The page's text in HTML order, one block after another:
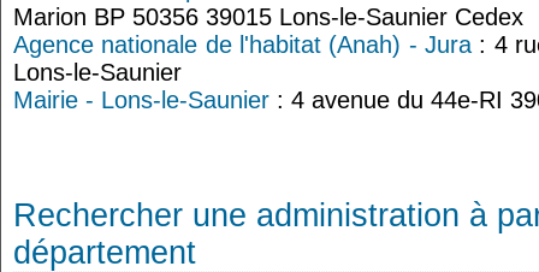
Marion BP 50356 39015 Lons-le-Saunier Cedex
Agence nationale de l'habitat (Anah) - Jura : 4
Lons-le-Saunier
Mairie - Lons-le-Saunier : 4 avenue du 44e-RI
Rechercher une administration à
département